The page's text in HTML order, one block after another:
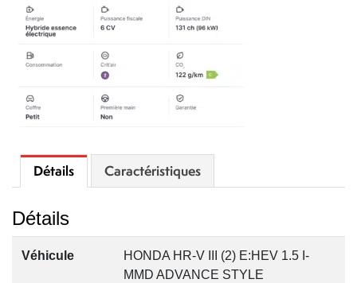
Détails Caractéristiques
Détails
Véhicule
HONDA HR-V III (2) E:HEV 1.5 I-
MMD ADVANCE STYLE